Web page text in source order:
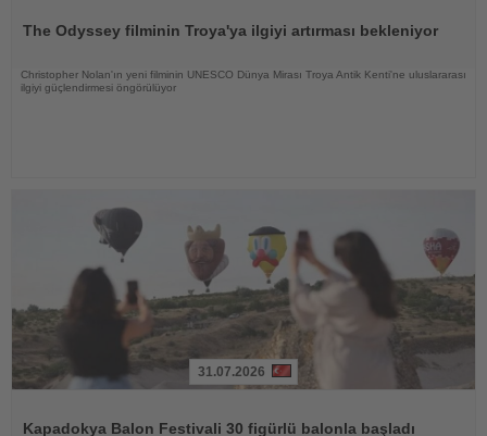
The Odyssey filminin Troya'ya ilgiyi artırması bekleniyor
Christopher Nolan'ın yeni filminin UNESCO Dünya Mirası Troya Antik Kenti'ne uluslararası
ilgiyi güçlendirmesi öngörülüyor
31.07.2026
Kapadokya Balon Festivali 30 figürlü balonla başladı